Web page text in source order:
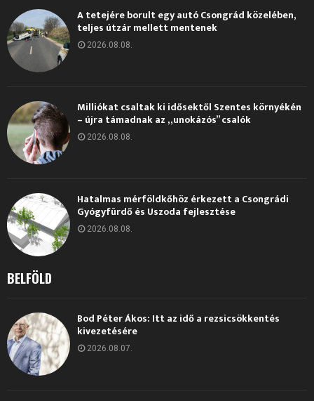
A tetejére borult egy autó Csongrád közelében,
teljes útzár mellett mentenek
2026.08.08.
Milliókat csaltak ki idősektől Szentes környékén
– újra támadnak az „unokázós” csalók
2026.08.08.
Hatalmas mérföldkőhöz érkezett a Csongrádi
Gyógyfürdő és Uszoda fejlesztése
2026.08.08.
BELFÖLD
Bod Péter Ákos: Itt az idő a rezsicsökkentés
kivezetésére
2026.08.07.